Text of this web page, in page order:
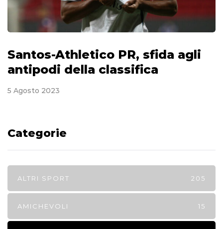
Santos-Athletico PR, sfida agli
antipodi della classifica
5 Agosto 2023
Categorie
ALTRI SPORT 205
AMICHEVOLI 15